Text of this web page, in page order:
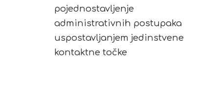
pojednostavljenje
administrativnih postupaka
uspostavljanjem jedinstvene
kontaktne točke